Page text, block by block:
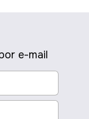
e-mail